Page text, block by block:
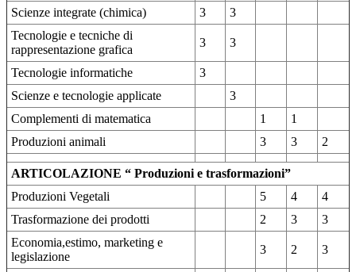
Scienze integrate (chimica)
3
3
Tecnologie e tecniche di
rappresentazione grafica
3 3
Tecnologie informatiche
3
Scienze e tecnologie applicate
3
Complementi di matematica
1
1
Produzioni animali
3 3 2
ARTICOLAZIONE “ Produzioni e trasformazioni”
Produzioni Vegetali
5 4
4
Trasformazione dei prodotti
2 3
3
Economia,estimo, marketing e
legislazione
3 2 3